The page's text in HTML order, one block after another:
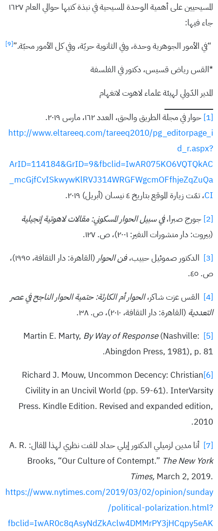
المسيحيين على أهمية الوحدة المسيحية في نبذة كتبها حوالي العام ١٦٢٧
جاء فيها:
“في الأمور الجوهرية وحدة، وفي الثانوية حريّة، وفي كل الأمور محبّة.”[9]
*القس رياض قسيس، دكتور في الفلسفة
المدير الدّولي لهيئة علماء لاهوت لانغهام
[1]
حوار في مجلة الطريق والحق، العدد ١٦٢، مارس ٢٠١٩.
http://www.eltareeq.com/tareeq2010/pg_editorpage_i
d_r.aspx?
ArID=114184&GrID=9&fbclid=IwAR075KO6VQTQkAC
_mcGjfCvISkwywKlRVJ314WRGFWgcmOFfhjeZqZuQa
CI، تمّت زيارة الموقع بتاريخ ٤ نيسان (أبريل) ٢٠١٩.
[2]
جورج صبرا،في سبيل الحوار المسكوني: مقالات لاهوتية إنجيلية
(بيروت: دار منشورات النفير: ٢٠٠١)، ص. ١٢٧.
[3]
الدكتور صموئيل حبيب،فن الحوار
(القاهرة: دار الثقافة، ١٩٩٥)،
ص. ٤٥.
[4]
القس عزت شاكر،الحوار أم الكارثة: حتمية الحوار الناجح في عصر
التعددية (القاهرة: دار الثقافة، ٢٠١٠)، ص. ٣٨.
[5]
By Way of Response(Nashville:
Abingdon Press, 1981), p. 81.
[6]
Richard J. Mouw, Uncommon Decency: Christian
Civility in an Uncivil World (pp. 59-61). InterVarsity
Press. Kindle Edition. Revised and expanded edition,
2010.
[7]
أنا مدين لزميلي الدكتور إيلي حداد للفت نظري لهذا المقال: A. R.
Brooks, “Our Culture of Contempt.” The New York
Times, March 2, 2019.
https://www.nytimes.com/2019/03/02/opinion/sunday
/political-polarization.html?
fbclid=IwAR0c8qAsyNdZkAclw4DMMrPY3jHCqpy5eAK